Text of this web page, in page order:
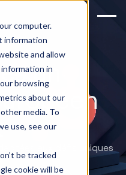
computer.
information
and allow
in
browsing
about our
media. To
use, see our
be tracked
cookie will be
un
aux défis uniques